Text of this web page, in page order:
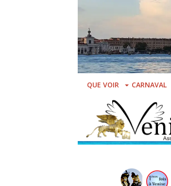
main
content
QUE VOIR CARNAVAL